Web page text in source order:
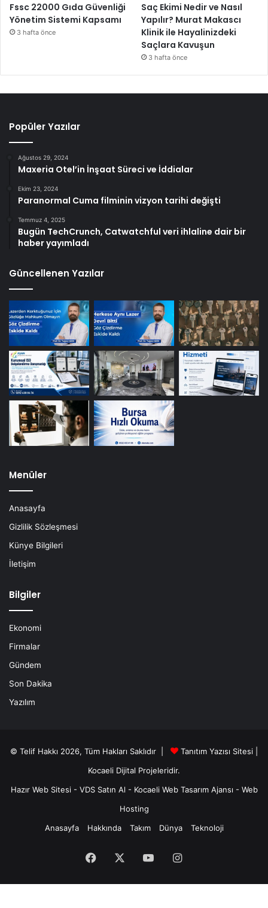
Fssc 22000 Gıda Güvenliği
Yönetim Sistemi Kapsamı
3 hafta önce
Saç Ekimi Nedir ve Nasıl
Yapılır? Murat Makascı
Klinik ile Hayalinizdeki
Saçlara Kavuşun
3 hafta önce
Popüler Yazılar
Ağustos 29, 2024
Maxeria Otel’in İnşaat Süreci ve İddialar
Ekim 23, 2024
Paranormal Cuma filminin vizyon tarihi değişti
Temmuz 4, 2025
Bugün TechCrunch, Catwatchful veri ihlaline dair bir
haber yayımladı
Güncellenen Yazılar
Menüler
Anasayfa
Gizlilik Sözleşmesi
Künye Bilgileri
İletişim
Bilgiler
Ekonomi
Firmalar
Gündem
Son Dakika
Yazılım
© Telif Hakkı 2026, Tüm Hakları Saklıdır |
Tanıtım Yazısı Sitesi |
Kocaeli Dijital Projeleridir.
Hazır Web Sitesi- VDS Satın Al - Kocaeli Web Tasarım Ajansı - Web
Hosting
Anasayfa
Hakkında Takım Dünya Teknoloji
Facebook YouTubeInstagram